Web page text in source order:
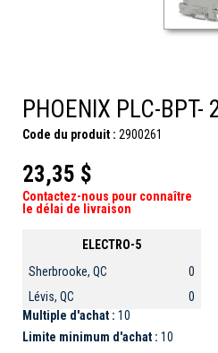
PHOENIX PLC-BPT-
Code du produit : 2900261
23,35 $
Contactez-nous pour connaître
le délai de livraison
ELECTRO-5
Sherbrooke, QC
0
Lévis, QC
0
Multiple d'achat : 10
Limite minimum d'achat : 10